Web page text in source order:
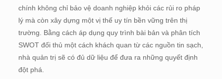
chính không chỉ bảo vệ doanh nghiệp khỏi các rủi ro pháp
lý mà còn xây dựng một vị thế uy tín bền vững trên thị
trường. Bằng cách áp dụng quy trình bài bản và phân tích
SWOT đối thủ một cách khách quan từ các nguồn tin sạch,
nhà quản trị sẽ có đủ dữ liệu để đưa ra những quyết định
đột phá.